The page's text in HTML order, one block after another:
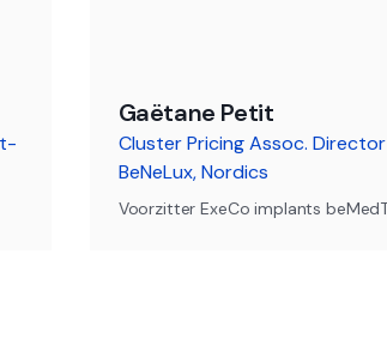
Gaëtane Petit
Cluster Pricing Assoc.
BeNeLux, Nordics
Voorzitter ExeCo implants